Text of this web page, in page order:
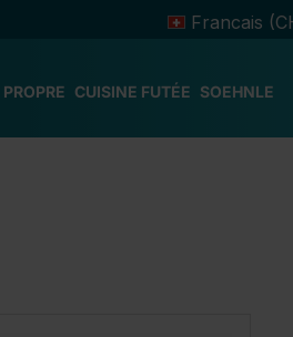
Francais
CUISINE FUTÉE SOEHNLE